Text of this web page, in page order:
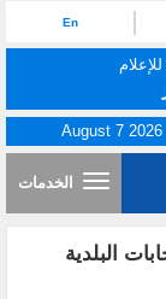
En
August 7
الخدمات
البلدية